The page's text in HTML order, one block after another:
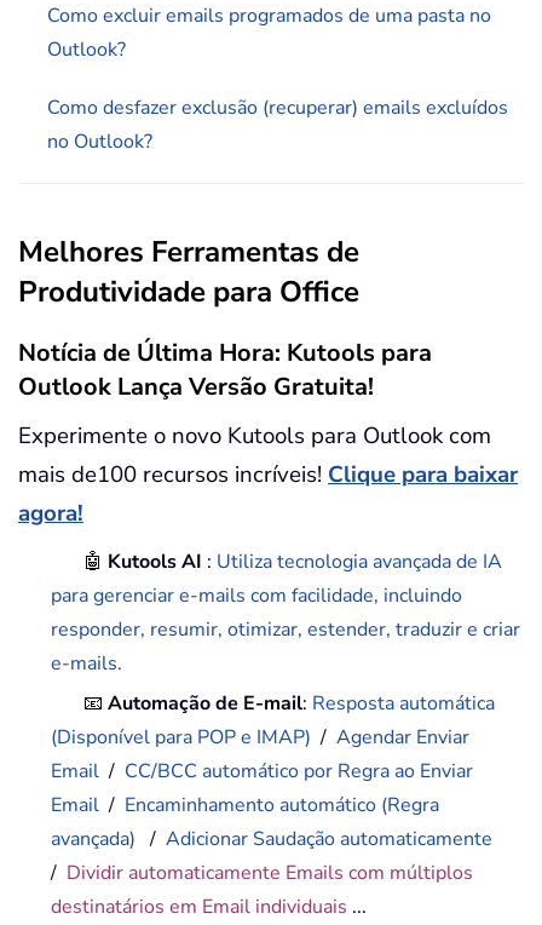
Como excluir emails programados de uma pasta no
Outlook?
Como desfazer exclusão (recuperar) emails excluídos
no Outlook?
Melhores Ferramentas de
Produtividade para Office
Notícia de Última Hora: Kutools para
Outlook Lança Versão Gratuita!
Experimente o novo Kutools para Outlook com
mais de100 recursos incríveis! Clique para baixar
agora!
🤖 Kutools AI : Utiliza tecnologia avançada de IA
para gerenciar e-mails com facilidade, incluindo
responder, resumir, otimizar, estender, traduzir e criar
e-mails.
📧Automação de E-mail: Resposta automática
(Disponível para POP e IMAP) /Agendar Enviar
Email / CC/BCC automático por Regra ao Enviar
Email / Encaminhamento automático (Regra
avançada) /Adicionar Saudação automaticamente
/ Dividir automaticamente Emails com múltiplos
destinatários em Email individuais ...